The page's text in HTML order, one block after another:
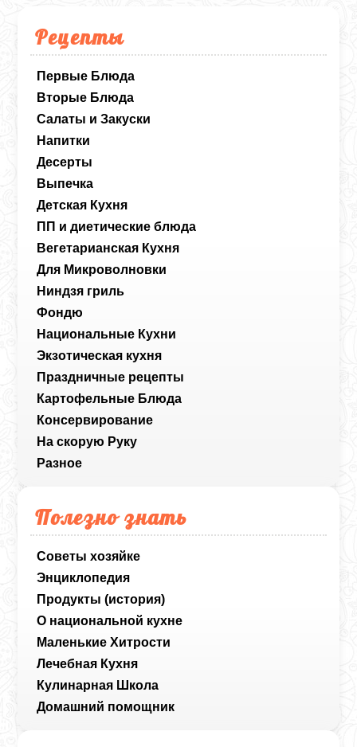
Рецепты
Первые Блюда
Вторые Блюда
Салаты и Закуски
Напитки
Десерты
Выпечка
Детская Кухня
ПП и диетические блюда
Вегетарианская Кухня
Для Микроволновки
Ниндзя гриль
Фондю
Национальные Кухни
Экзотическая кухня
Праздничные рецепты
Картофельные Блюда
Консервирование
На скорую Руку
Разное
Полезно знать
Советы хозяйке
Энциклопедия
Продукты (история)
О национальной кухне
Маленькие Хитрости
Лечебная Кухня
Кулинарная Школа
Домашний помощник